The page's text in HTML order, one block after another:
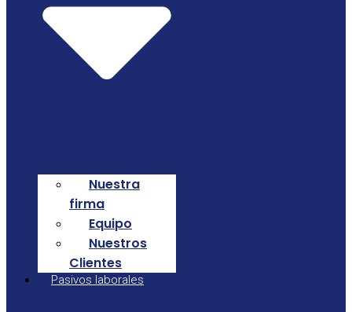
Nuestra
firma
Equipo
Nuestros
Clientes
Pasivos laborales